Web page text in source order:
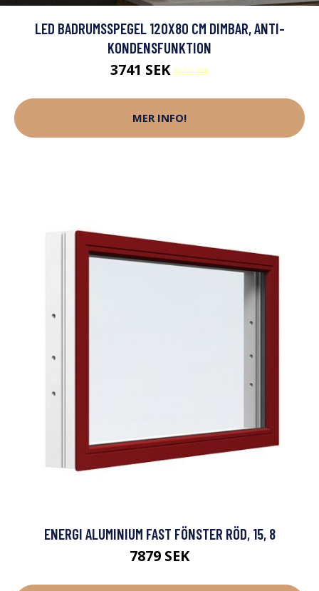
LED BADRUMSSPEGEL 120X80 CM DIMBAR, ANTI-
KONDENSFUNKTION
3741 SEK5050 SEK
MER INFO!
ENERGI ALUMINIUM FAST FÖNSTER RÖD, 15, 8
7879 SEK